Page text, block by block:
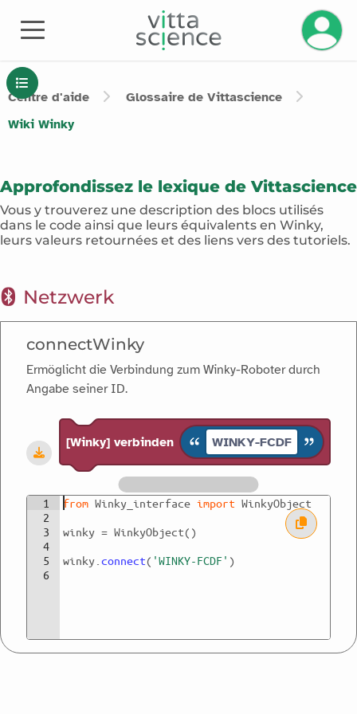
Anzeige
Kommunikation
Centre d'aide
Glossaire de Vittascience
Wiki Winky
Approfondissez le lexique de Vittascience
Vous y trouverez une description des blocs utilisés
dans le code ainsi que leurs équivalents en Winky,
leurs valeurs retournées et des liens vers des tutoriels.
Netzwerk
connectWinky
Ermöglicht die Verbindung zum Winky-Roboter durch
Angabe seiner ID.
WINKY-FCDF
[Winky] verbinden
1
2
3
4
5
6
from Winky_interface import WinkyObject
winky = WinkyObject( )
winky connect( 'WINKY-FCDF' )